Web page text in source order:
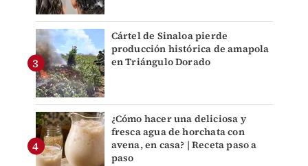
Cártel de Sinaloa pierde
producción histórica de amapola
en Triángulo Dorado
¿Cómo hacer una deliciosa y
fresca agua de horchata con
avena, en casa? | Receta paso a
paso